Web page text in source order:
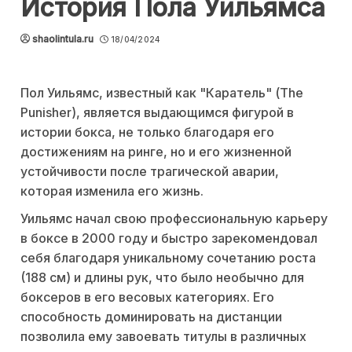
История Пола Уильямса
shaolintula.ru 18/04/2024
Пол Уильямс, известный как "Каратель" (The
Punisher), является выдающимся фигурой в
истории бокса, не только благодаря его
достижениям на ринге, но и его жизненной
устойчивости после трагической аварии,
которая изменила его жизнь.
Уильямс начал свою профессиональную карьеру
в боксе в 2000 году и быстро зарекомендовал
себя благодаря уникальному сочетанию роста
(188 см) и длины рук, что было необычно для
боксеров в его весовых категориях. Его
способность доминировать на дистанции
позволила ему завоевать титулы в различных